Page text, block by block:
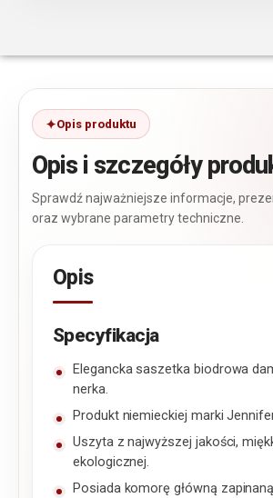
Opis produktu
Opis i szczegóły
Sprawdź najważniejsze informacje,
oraz wybrane parametry techniczne.
Opis
Specyfikacja
Elegancka saszetka biodrowa
nerka.
Produkt niemieckiej marki
Uszyta z najwyższej jakości,
ekologicznej.
Posiada komorę główną